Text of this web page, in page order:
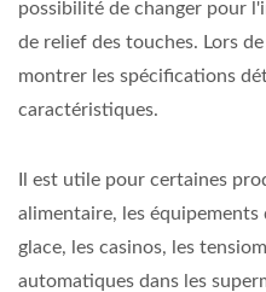
possibilité de changer pour
de relief des touches. Lors
montrer les spécifications
caractéristiques.
Il est utile pour certaines
alimentaire, les équipements
glace, les casinos, les
automatiques dans les